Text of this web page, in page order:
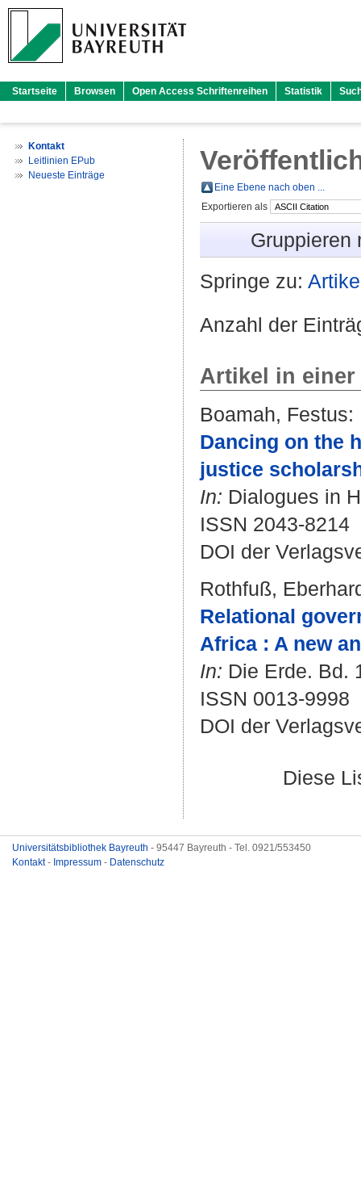
Startseite Browsen Open Access Schriftenreihen Statistik
Kontakt
Leitlinien EPub
Neueste Einträge
Eine Ebene nach oben ...
Exportieren als
Gruppieren
Springe zu:
Anzahl der
Artikel in
Boamah, Festus:
Dancing on the
justice
In: Dialogues in
ISSN 2043-8214
DOI der
Rothfuß,
Relational
Africa : A new
In: Die Erde. Bd.
ISSN 0013-9998
DOI der
Diese
Universitätsbibliothek Bayreuth - 95447 Bayreuth - Tel. 0921/553450
Kontakt- Impressum - Datenschutz